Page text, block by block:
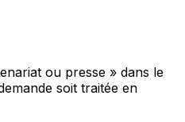
ou presse » dans le
soit traitée en